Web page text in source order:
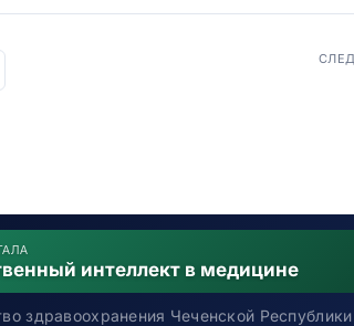
интеллект в медицине
здравоохранения Чеченской Республики